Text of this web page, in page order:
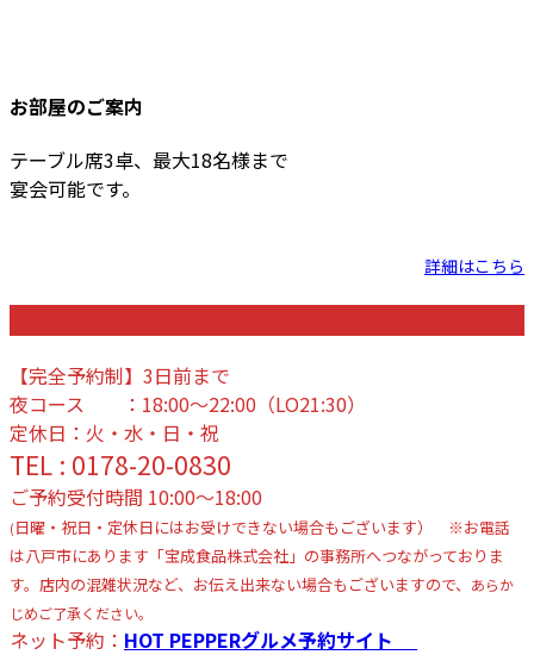
お部屋のご案内
テーブル席3卓、最大18名様まで
宴会可能です。
詳細はこちら
【完全予約制】3日前まで
夜コース ：18:00〜22:00（LO21:30）
定休日：火・水・日・祝
TEL : 0178-20-0830
ご予約受付時間 10:00〜18:00
( 日曜・祝日・定休日にはお受けできない場合もございます） ※お電話
は八戸市にあります「宝成食品株式会社」の事務所へつながっておりま
す。店内の混雑状況など、お伝え出来ない場合もございますので、 あらか
じめご了承ください。
ネット予約： HOT PEPPERグルメ予約サイト